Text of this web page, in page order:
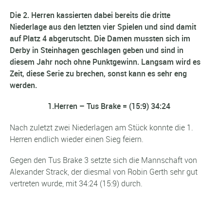
Die 2. Herren kassierten dabei bereits die dritte
Niederlage aus den letzten vier Spielen und sind damit
auf Platz 4 abgerutscht. Die Damen mussten sich im
Derby in Steinhagen geschlagen geben und sind in
diesem Jahr noch ohne Punktgewinn. Langsam wird es
Zeit, diese Serie zu brechen, sonst kann es sehr eng
werden.
1.Herren – Tus Brake = (15:9) 34:24
Nach zuletzt zwei Niederlagen am Stück konnte die 1.
Herren endlich wieder einen Sieg feiern.
Gegen den Tus Brake 3 setzte sich die Mannschaft von
Alexander Strack, der diesmal von Robin Gerth sehr gut
vertreten wurde, mit 34:24 (15:9) durch.